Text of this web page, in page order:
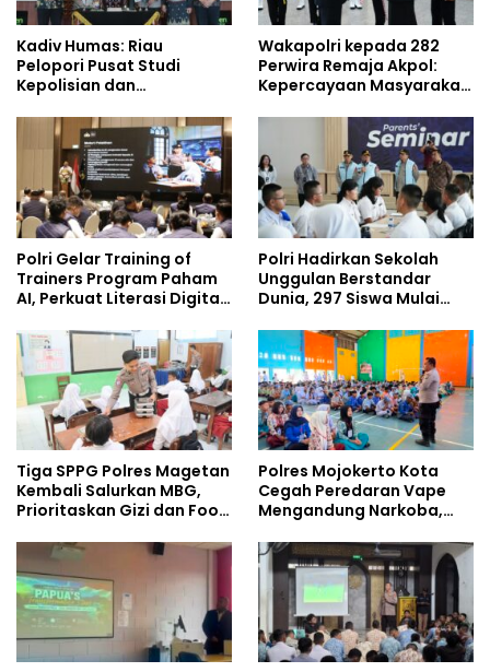
Kadiv Humas: Riau
Pelopori Pusat Studi
Kepolisian dan
Policing Masuki Babak
Wakapolri kepada 282
Perwira Remaja Akpol:
Kepercayaan Masyarakat
Polri Gelar Training of
Trainers Program Paham
AI, Perkuat Literasi Digital
Polri Hadirkan Sekolah
Unggulan Berstandar
Dunia, 297 Siswa Mulai
Tiga SPPG Polres Magetan
Kembali Salurkan MBG,
Prioritaskan Gizi dan Food
Polres Mojokerto Kota
Cegah Peredaran Vape
Mengandung Narkoba,
Kalangan Remaja